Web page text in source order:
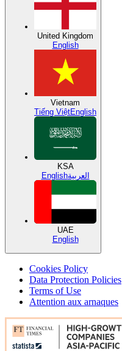
United Kingdom
English
Vietnam
Tiếng ViệtEnglish
KSA
Englishالعربية
UAE
English
Cookies Policy
Data Protection Policies
Terms of Use
Attention aux arnaques